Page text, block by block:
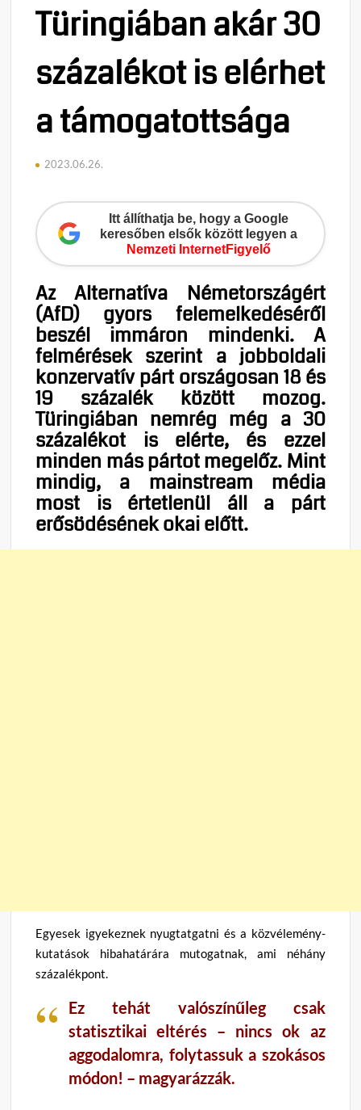
Türingiában akár 30
százalékot is elérhet
a támogatottsága
2023.06.26.
Itt állíthatja be, hogy a Google
keresőben elsők között legyen a
Nemzeti InternetFigyelő
Az Alternatíva Németországért
(AfD) gyors felemelkedéséről
beszél immáron mindenki. A
felmérések szerint a jobboldali
konzervatív párt országosan 18 és
19 százalék között mozog.
Türingiában nemrég még a 30
százalékot is elérte, és ezzel
minden más pártot megelőz. Mint
mindig, a mainstream média
most is értetlenül áll a párt
erősödésének okai előtt.
Egyesek igyekeznek nyugtatgatni és a közvélemény-
kutatások hibahatárára mutogatnak, ami néhány
százalékpont.
Ez tehát valószínűleg csak
statisztikai eltérés – nincs ok az
aggodalomra, folytassuk a szokásos
módon! – magyarázzák.